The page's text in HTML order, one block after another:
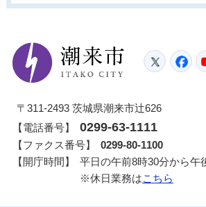
潮来市
〒311-2493 茨城県潮来市辻626
【電話番号】
0299-63-1111
【ファクス番号】
0299-80-1100
【開庁時間】
平日の午前8時30分から午
※休日業務はこちら